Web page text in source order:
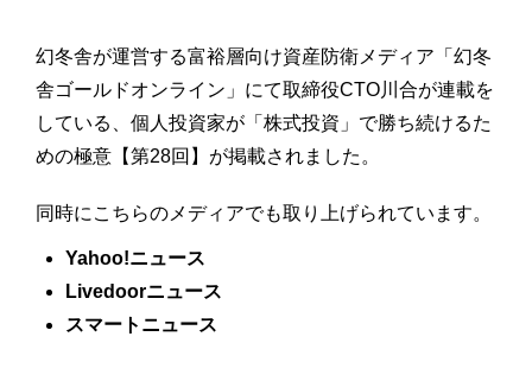
幻冬舎が運営する富裕層向け資産防衛メディア「幻冬
舎ゴールドオンライン」にて取締役CTO川合が連載を
している、個人投資家が「株式投資」で勝ち続けるた
めの極意【第28回】が掲載されました。
同時にこちらのメディアでも取り上げられています。
Yahoo!ニュース
Livedoorニュース
スマートニュース